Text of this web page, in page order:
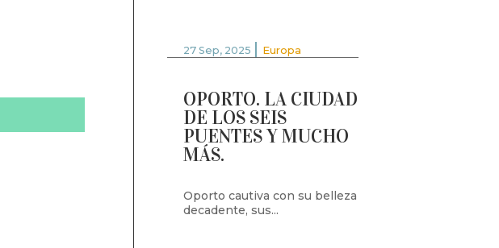
27 Sep, 2025 | Europa
OPORTO. LA CIUDAD
DE LOS SEIS
PUENTES Y MUCHO
MÁS.
Oporto cautiva con su belleza
decadente, sus...